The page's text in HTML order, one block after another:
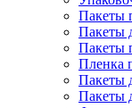
Пакеты
Пакеты
Пакеты
Пленка
Пакеты
Пакеты